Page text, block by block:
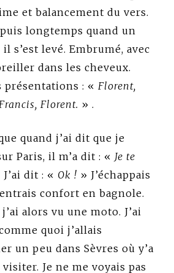
et balancement du vers.
longtemps quand un
s’est levé. Embrumé, avec
dans les cheveux.
présentations : « Florent,
Florent. » .
quand j’ai dit que je
Paris, il m’a dit : « Je te
J’ai dit : « Ok ! » J’échappais
confort en bagnole.
alors vu une moto. J’ai
quoi j’allais
un peu dans Sèvres où y’a
Je ne me voyais pas